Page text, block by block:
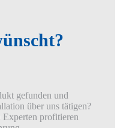
gefunden und
über uns tätigen?
profitieren